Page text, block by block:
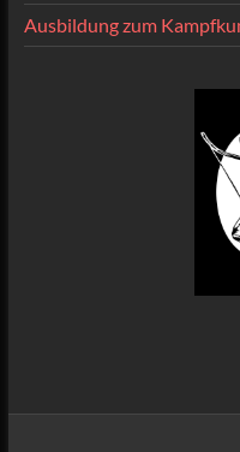
Ausbildung zum